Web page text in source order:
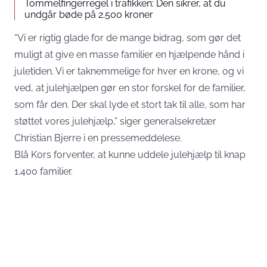
Tommelfingerregel i trafikken: Den sikrer, at du
undgår bøde på 2.500 kroner
“Vi er rigtig glade for de mange bidrag, som gør det
muligt at give en masse familier en hjælpende hånd i
juletiden. Vi er taknemmelige for hver en krone, og vi
ved, at julehjælpen gør en stor forskel for de familier,
som får den. Der skal lyde et stort tak til alle, som har
støttet vores julehjælp,” siger generalsekretær
Christian Bjerre i en pressemeddelese.
Blå Kors forventer, at kunne uddele julehjælp til knap
1.400 familier.